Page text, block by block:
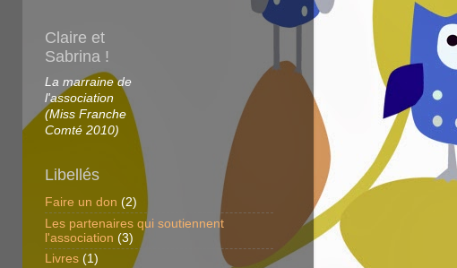
Claire et
Sabrina !
La marraine de
l'association
(Miss Franche
Comté 2010)
Libellés
Faire un don (2)
Les partenaires qui soutiennent
l'association (3)
Livres (1)